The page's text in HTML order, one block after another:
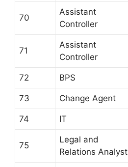
70
Assistant
Controller
71
Assistant
Controller
72 BPS
73 Change Agent
74 IT
75
Legal and
Relations Analyst